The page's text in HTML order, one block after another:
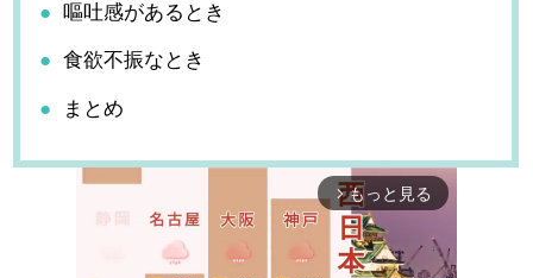
嘔吐感があるとき
食欲不振なとき
まとめ
arrow_forward_ios もっと見る